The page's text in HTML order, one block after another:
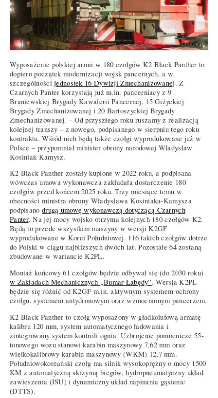
Wyposażenie polskiej armii w 180 czołgów K2 Black Panther to
dopiero początek modernizacji wojsk pancernych, a w
szczególnościjednostek 16 Dywizji Zmechanizowanej. Z
Czarnych Panter korzystają już m.in. pancerniacy z 9
Braniewskiej Brygady Kawalerii Pancernej, 15 Giżyckiej
Brygady Zmechanizowanej i 20 Bartoszyckiej Brygady
Zmechanizowanej. – Od przyszłego roku ruszamy z realizacją
kolejnej transzy – z nowego, podpisanego w sierpniu tego roku
kontraktu. Wśród nich będą także czołgi wyprodukowane już w
Polsce – przypomniał minister obrony narodowej Władysław
Kosiniak-Kamysz.
K2 Black Panther zostały kupione w 2022 roku, a podpisana
wówczas umowa wykonawcza zakładała dostarczenie 180
czołgów przed końcem 2025 roku. Trzy miesiące temu w
obecności ministra obrony Władysława Kosiniaka-Kamysza
podpisano drugą umowę wykonawczą dotyczącą Czarnych
Panter. Na jej mocy wojsko otrzyma kolejnych 180 czołgów K2.
Będą to przede wszystkim maszyny w wersji K2GF
wyprodukowane w Korei Południowej. 116 takich czołgów dotrze
do Polski w ciągu najbliższych dwóch lat. Pozostałe 64 zostaną
zbudowane w wariancie K2PL.
Montaż końcowy 61 czołgów będzie odbywał się (do 2030 roku)
w Zakładach Mechanicznych „Bumar-Łabędy”. Wersja K2PL
będzie się różnić od K2GF m.in. aktywnym systemem ochrony
czołgu, systemem antydronowym oraz wzmocnionym pancerzem.
K2 Black Panther to czołg wyposażony w gładkolufową armatę
kalibru 120 mm, system automatycznego ładowania i
zintegrowany system kontroli ognia. Uzbrojenie pomocnicze 55-
tonowego wozu stanowi karabin maszynowy 7,62 mm oraz
wielkokalibrowy karabin maszynowy (WKM) 12,7 mm.
Południowokoreański czołg ma silnik wysokoprężny o mocy 1500
KM z automatyczną skrzynią biegów, hydropneumatyczny układ
zawieszenia (ISU) i dynamiczny układ napinania gąsienic
(DTTS).